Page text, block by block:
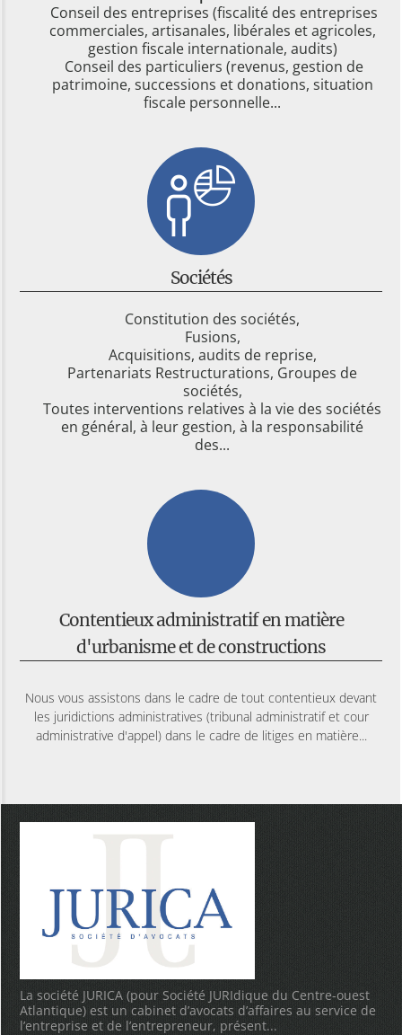
Conseil des entreprises (fiscalité des entreprises
commerciales, artisanales, libérales et agricoles,
gestion fiscale internationale, audits)
Conseil des particuliers (revenus, gestion de
patrimoine, successions et donations, situation
fiscale personnelle...
Sociétés
Constitution des sociétés,
Fusions,
Acquisitions, audits de reprise,
Partenariats Restructurations, Groupes de
sociétés,
Toutes interventions relatives à la vie des sociétés
en général, à leur gestion, à la responsabilité
des...
Contentieux administratif en matière
d'urbanisme et de constructions
Nous vous assistons dans le cadre de tout contentieux devant
les juridictions administratives (tribunal administratif et cour
administrative d'appel) dans le cadre de litiges en matière...
La société JURICA (pour Société JURIdique du Centre-ouest
Atlantique) est un cabinet d’avocats d’affaires au service de
l’entreprise et de l’entrepreneur, présent...